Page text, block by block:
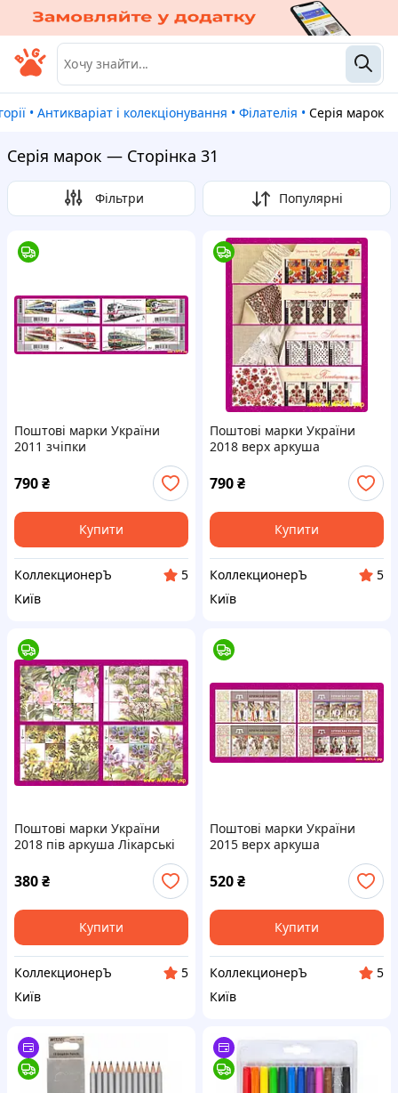
• Антикваріат і колекціонування • Філателія • Серія марок
Серія марок — Сторінка 31
Фільтри Популярні
Поштові марки України
2011 зчіпки
Україні. СЕРІЯ З КУПОНАМИ
790₴
Купити
КоллекционерЪ
5
Київ
Поштові марки України
2018 верх аркуша
Українська вишивка і код
нації СЕРІЯ
790₴
Купити
КоллекционерЪ
5
Київ
Поштові марки України
2018 пів аркуша Лікарські
та медоносні рослини СЕРІЯ
380₴
Купити
КоллекционерЪ
5
Київ
Поштові марки України
2015 верх аркуша
Україні. Татари СЕРІЯ
520₴
Купити
КоллекционерЪ
5
Київ